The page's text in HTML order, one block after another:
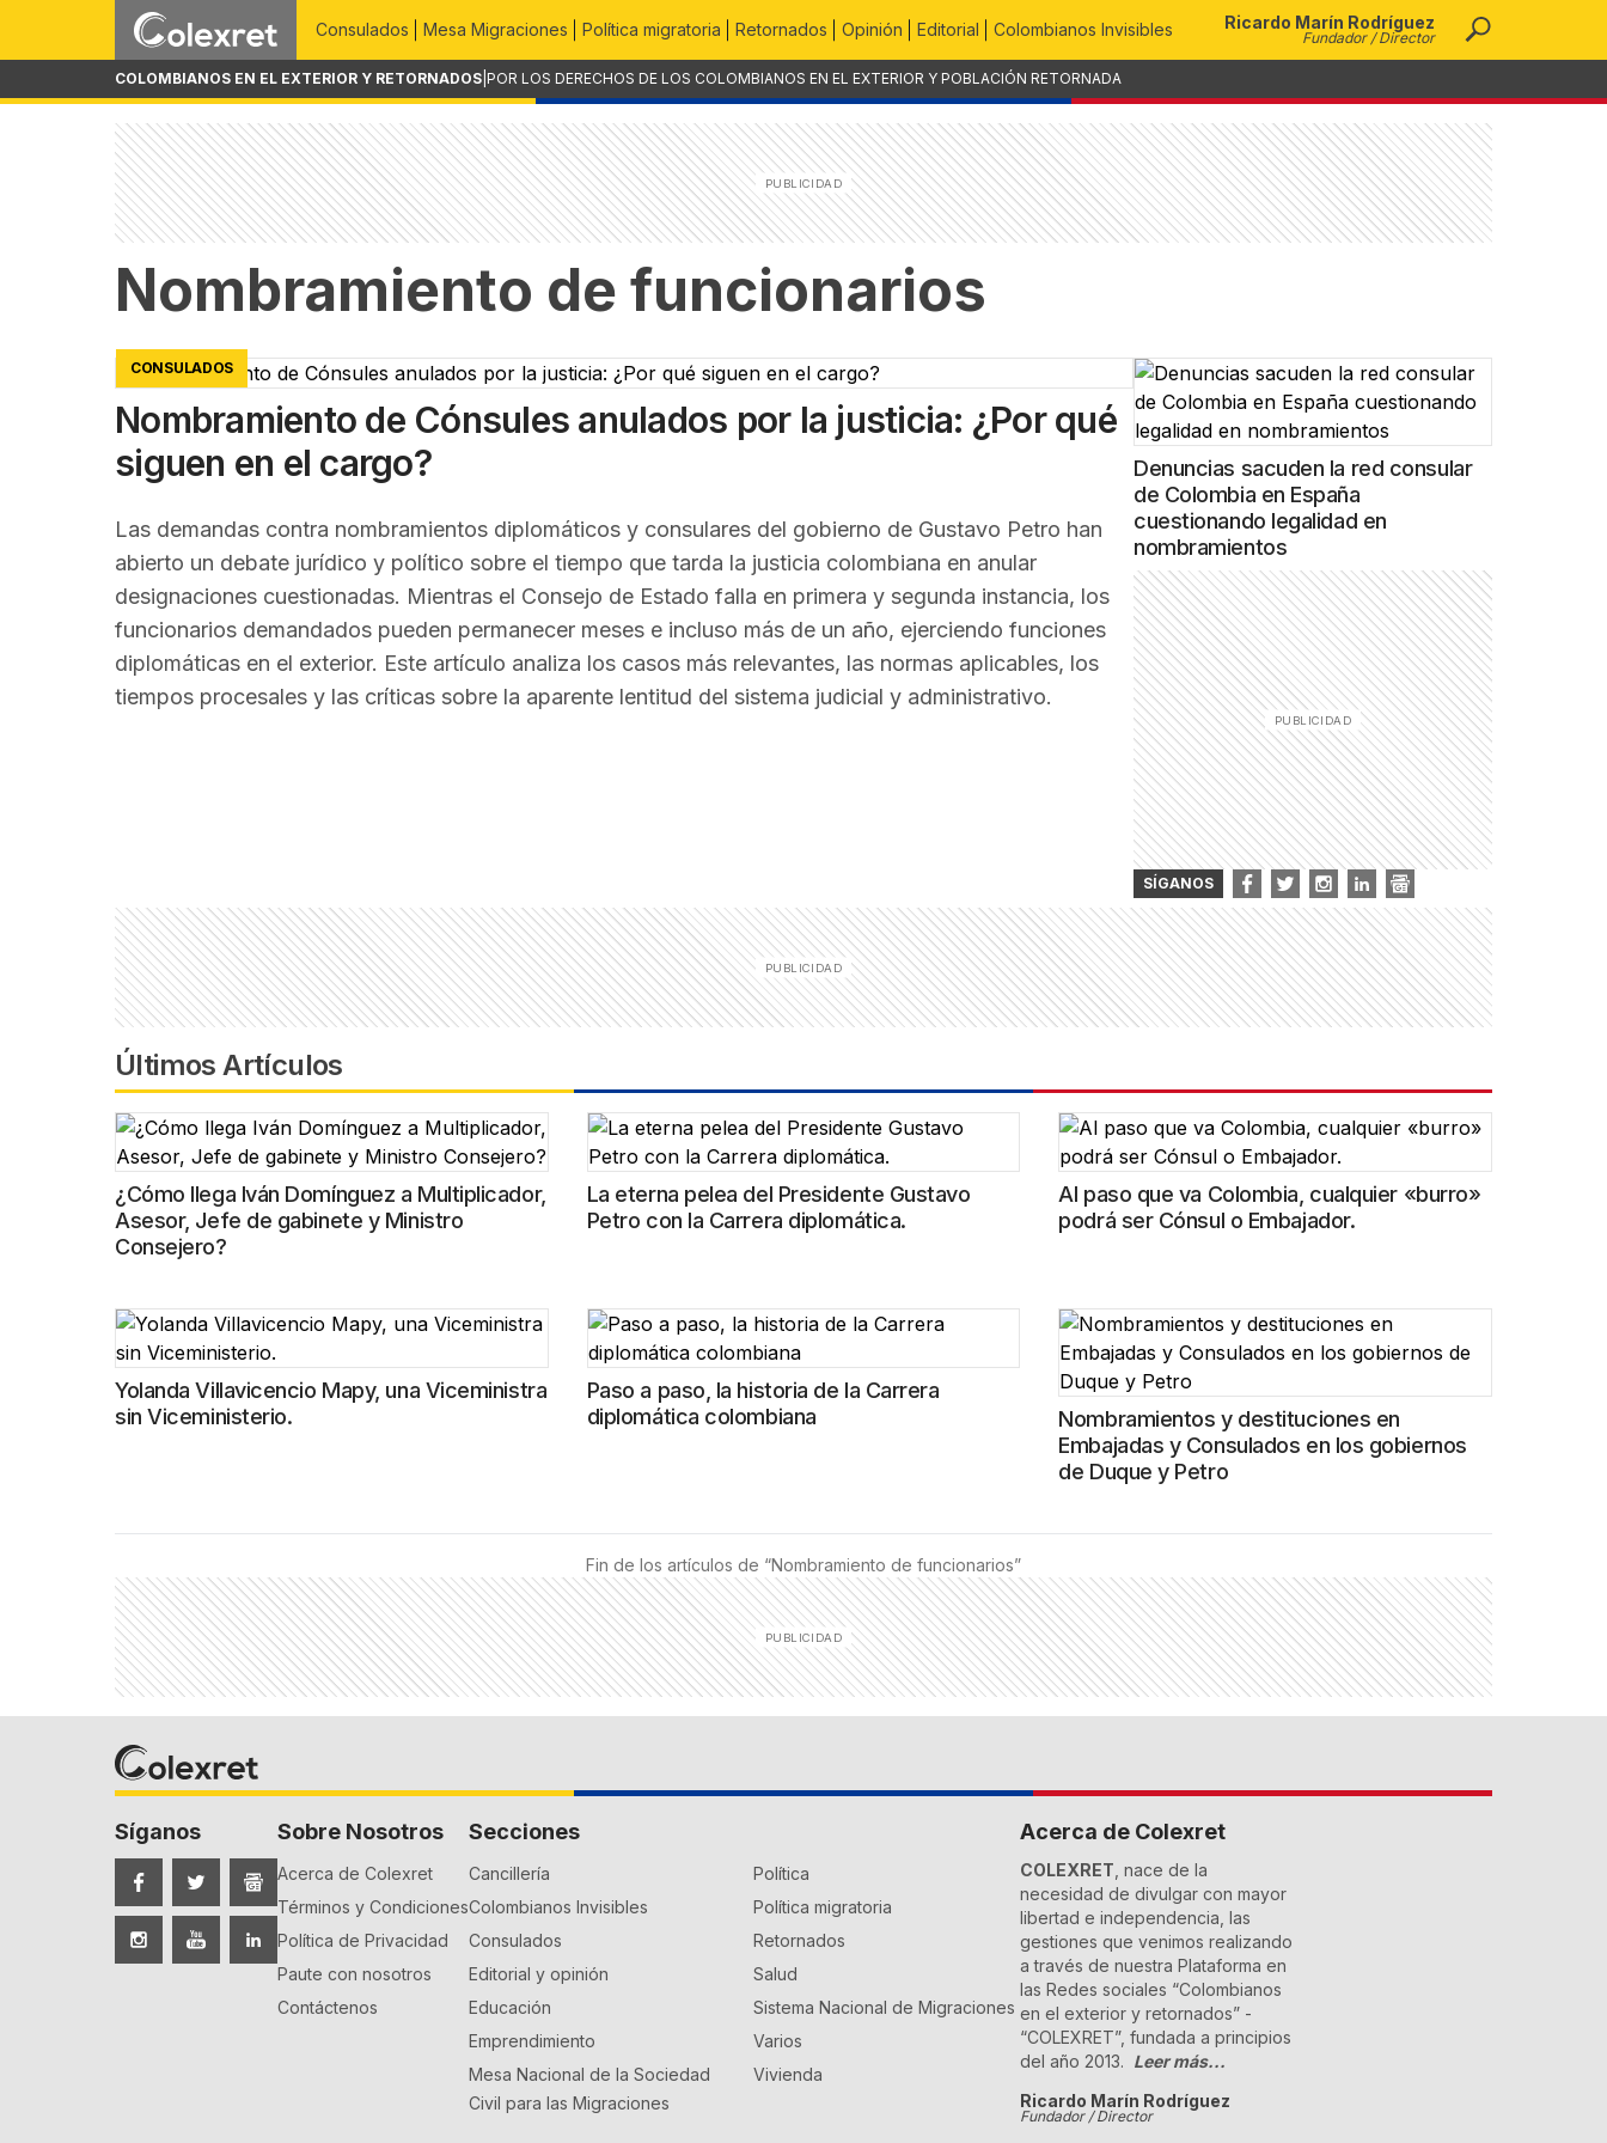
Consulados Mesa Migraciones Política migratoria Retornados Opinión Editorial Colombianos Invisibles Ricardo Marín Rodríguez
Fundador / Director
COLOMBIANOS EN EL EXTERIOR Y RETORNADOS POR LOS DERECHOS DE LOS COLOMBIANOS EN EL EXTERIOR Y POBLACIÓN RETORNADA
Nombramiento de funcionarios
CONSULADOS
Nombramiento de Cónsules anulados por la justicia: ¿Por qué
siguen en el cargo?
Las demandas contra nombramientos diplomáticos y consulares del gobierno de Gustavo Petro han
abierto un debate jurídico y político sobre el tiempo que tarda la justicia colombiana en anular
designaciones cuestionadas. Mientras el Consejo de Estado falla en primera y segunda instancia, los
funcionarios demandados pueden permanecer meses e incluso más de un año, ejerciendo funciones
diplomáticas en el exterior. Este artículo analiza los casos más relevantes, las normas aplicables, los
tiempos procesales y las críticas sobre la aparente lentitud del sistema judicial y administrativo.
Denuncias sacuden la red consular
de Colombia en España
cuestionando legalidad en
nombramientos
SÍGANOS
Últimos Artículos
¿Cómo llega Iván Domínguez a Multiplicador,
Asesor, Jefe de gabinete y Ministro
Consejero?
La eterna pelea del Presidente Gustavo
Petro con la Carrera diplomática.
Al paso que va Colombia, cualquier «burro»
podrá ser Cónsul o Embajador.
Yolanda Villavicencio Mapy, una Viceministra
sin Viceministerio.
Paso a paso, la historia de la Carrera
diplomática colombiana
Nombramientos y destituciones en
Embajadas y Consulados en los gobiernos
de Duque y Petro
Fin de los artículos de “Nombramiento de funcionarios”
Síganos Sobre Nosotros
Acerca de Colexret
Términos y Condiciones
Política de Privacidad
Paute con nosotros
Contáctenos
Secciones
Cancillería
Colombianos Invisibles
Consulados
Editorial y opinión
Educación
Emprendimiento
Mesa Nacional de la Sociedad
Civil para las Migraciones
Política
Política migratoria
Retornados
Salud
Sistema Nacional de Migraciones
Varios
Vivienda
Acerca de Colexret
COLEXRET , nace de la
necesidad de divulgar con mayor
libertad e independencia, las
gestiones que venimos realizando
a través de nuestra Plataforma en
las Redes sociales “Colombianos
en el exterior y retornados” -
“COLEXRET”, fundada a principios
del año 2013. Leer más...
Ricardo Marín Rodríguez
Fundador / Director